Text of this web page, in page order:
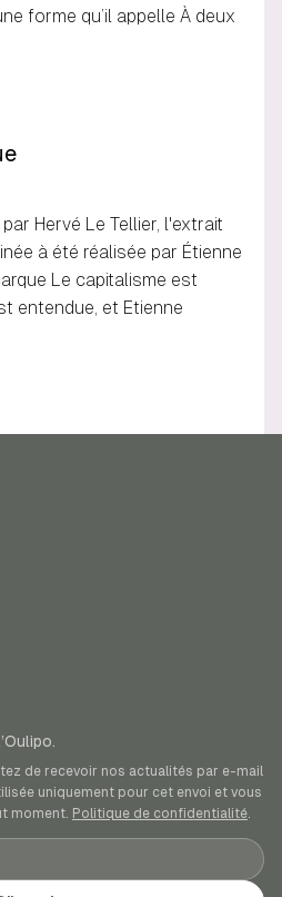
forme qu’il appelle À deux
Hervé Le Tellier, l'extrait
à été réalisée par Étienne
Le capitalisme est
entendue, et Etienne
de recevoir nos actualités par e-mail
uniquement pour cet envoi et vous
moment. Politique de confidentialité